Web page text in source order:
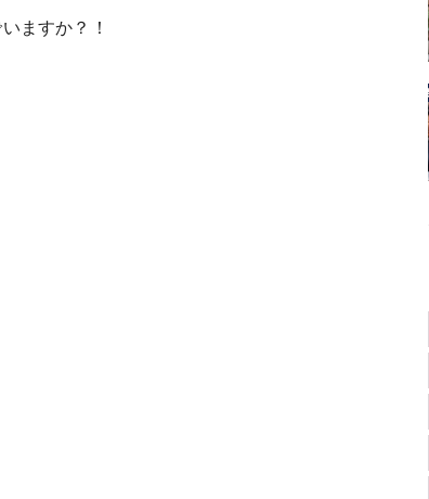
ますか？！